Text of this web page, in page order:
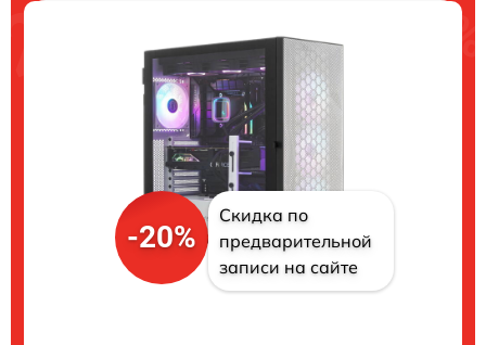
-20%
Скидка по
предварительной
записи на сайте